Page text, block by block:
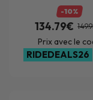
-10%
134.79€
Prix avec le
RIDEDEALS26